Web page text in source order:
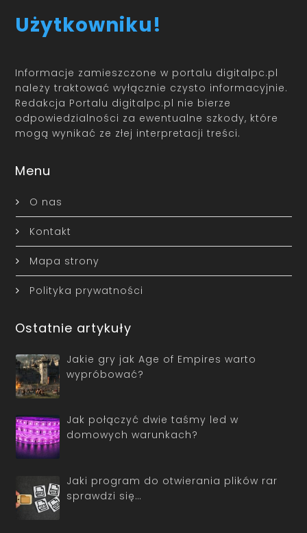
Użytkowniku!
Informacje zamieszczone w portalu digitalpc.pl
należy traktować wyłącznie czysto informacyjnie.
Redakcja Portalu digitalpc.pl nie bierze
odpowiedzialności za ewentualne szkody, które
mogą wynikać ze złej interpretacji treści.
Menu
O nas
Kontakt
Mapa strony
Polityka prywatności
Ostatnie artykuły
Jakie gry jak Age of Empires warto
wypróbować?
Jak połączyć dwie taśmy led w
domowych warunkach?
Jaki program do otwierania plików rar
sprawdzi się…